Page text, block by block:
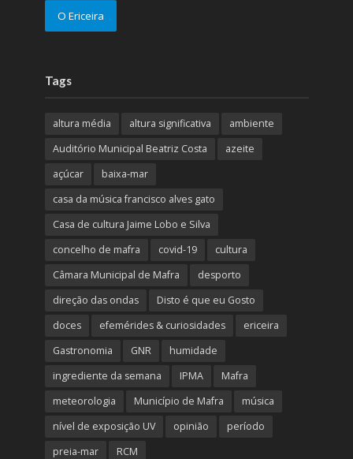
O Ericeira
Tags
altura média altura significativa
ambiente
Auditório Municipal Beatriz Costa
azeite
açúcar
baixa-mar
casa da música francisco alves gato
Casa de cultura Jaime Lobo e Silva
concelho de mafra
covid-19
cultura
Câmara Municipal de Mafra
desporto
direção das ondas
Disto é que eu Gosto
doces
efemérides & curiosidades
ericeira
Gastronomia
GNR
humidade
ingrediente da semana
IPMA
Mafra
meteorologia
Município de Mafra
música
nível de exposição UV
opinião
período
preia-mar
RCM